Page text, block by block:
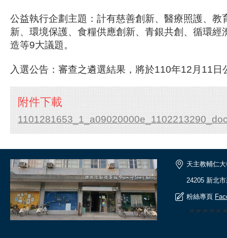
公益執行企劃主題：計有慈善創新、醫療照護、教
新、環境保護、食糧供應創新、青銀共創、循環經
造等9大議題。
入選公告：審查之遴選結果，將於110年12月11
附件下載
天主教輔仁
24205 新北
粉絲專頁